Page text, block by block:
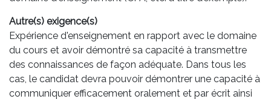
Autre(s) exigence(s)
Expérience d'enseignement en rapport avec le domaine
du cours et avoir démontré sa capacité à transmettre
des connaissances de façon adéquate. Dans tous les
cas, le candidat devra pouvoir démontrer une capacité à
communiquer efficacement oralement et par écrit ainsi